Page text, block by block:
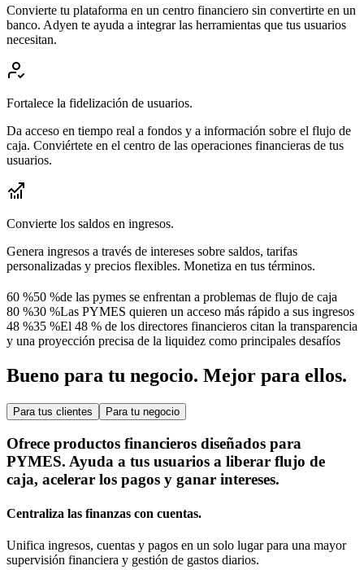
Convierte tu plataforma en un centro financiero sin convertirte en un
banco. Adyen te ayuda a integrar las herramientas que tus usuarios
necesitan.
Fortalece la fidelización de usuarios.
Da acceso en tiempo real a fondos y a información sobre el flujo de
caja. Conviértete en el centro de las operaciones financieras de tus
usuarios.
Convierte los saldos en ingresos.
Genera ingresos a través de intereses sobre saldos, tarifas
personalizadas y precios flexibles. Monetiza en tus términos.
60 %50 %de las pymes se enfrentan a problemas de flujo de caja
80 %30 %Las PYMES quieren un acceso más rápido a sus ingresos
48 %35 %El 48 % de los directores financieros citan la transparencia
y una proyección precisa de la liquidez como principales desafíos
Bueno para tu negocio. Mejor para ellos.
Para tus clientes Para tu negocio
Ofrece productos financieros diseñados para
PYMES. Ayuda a tus usuarios a liberar flujo de
caja, acelerar los pagos y ganar intereses.
Centraliza las finanzas con cuentas.
Unifica ingresos, cuentas y pagos en un solo lugar para una mayor
supervisión financiera y gestión de gastos diarios.